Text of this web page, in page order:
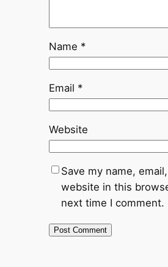
Name *
Email *
Website
Save my name,
website in this
next time I comment.